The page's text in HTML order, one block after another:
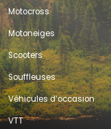
Motocross
Motoneiges
Scooters
Souffleuses
Véhicules d’occasion
VTT